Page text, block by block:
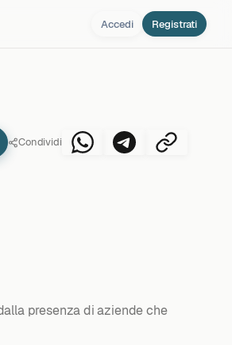
Accedi Registrati
Condividi
presenza di aziende che